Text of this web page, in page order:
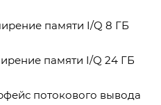
памяти I/Q 8 ГБ
памяти I/Q 24 ГБ
потокового вывода